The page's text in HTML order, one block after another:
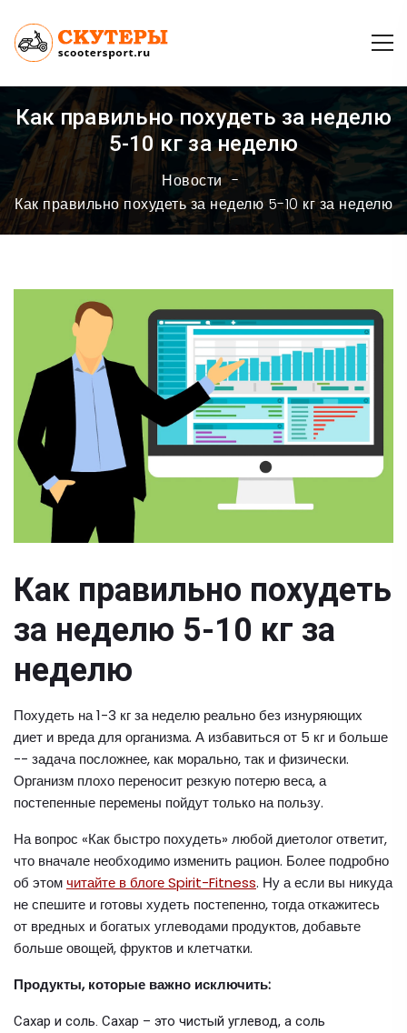
Как правильно похудеть за неделю
5-10 кг за неделю
Новости
Как правильно похудеть за неделю 5-10 кг за неделю
Как правильно похудеть
за неделю 5-10 кг за
неделю
Похудеть на 1-3 кг за неделю реально без изнуряющих
диет и вреда для организма. А избавиться от 5 кг и больше
-- задача посложнее, как морально, так и физически.
Организм плохо переносит резкую потерю веса, а
постепенные перемены пойдут только на пользу.
На вопрос «Как быстро похудеть» любой диетолог ответит,
что вначале необходимо изменить рацион. Более подробно
об этомчитайте в блоге Spirit-Fitness. Ну а если вы никуда
не спешите и готовы худеть постепенно, тогда откажитесь
от вредных и богатых углеводами продуктов, добавьте
больше овощей, фруктов и клетчатки.
Продукты, которые важно исключить:
Сахар и соль. Сахар – это чистый углевод, а соль